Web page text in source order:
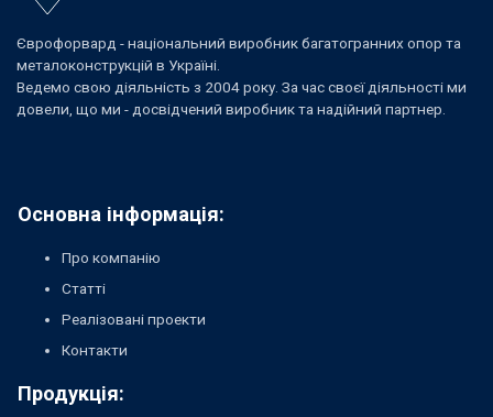
Єврофорвард - національний виробник багатогранних опор та
металоконструкцій в Україні.
Ведемо свою діяльність з 2004 року. За час своєї діяльності ми
довели, що ми - досвідчений виробник та надійний партнер.
Основна інформація:
Про компанію
Статті
Реалізовані проекти
Контакти
Продукція: